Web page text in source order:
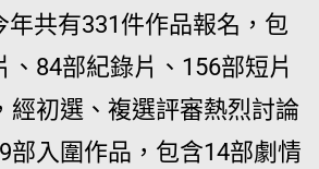
年共有331件作品報名，包
、84部紀錄片、156部短片
經初選、複選評審熱烈討論
部入圍作品，包含14部劇情